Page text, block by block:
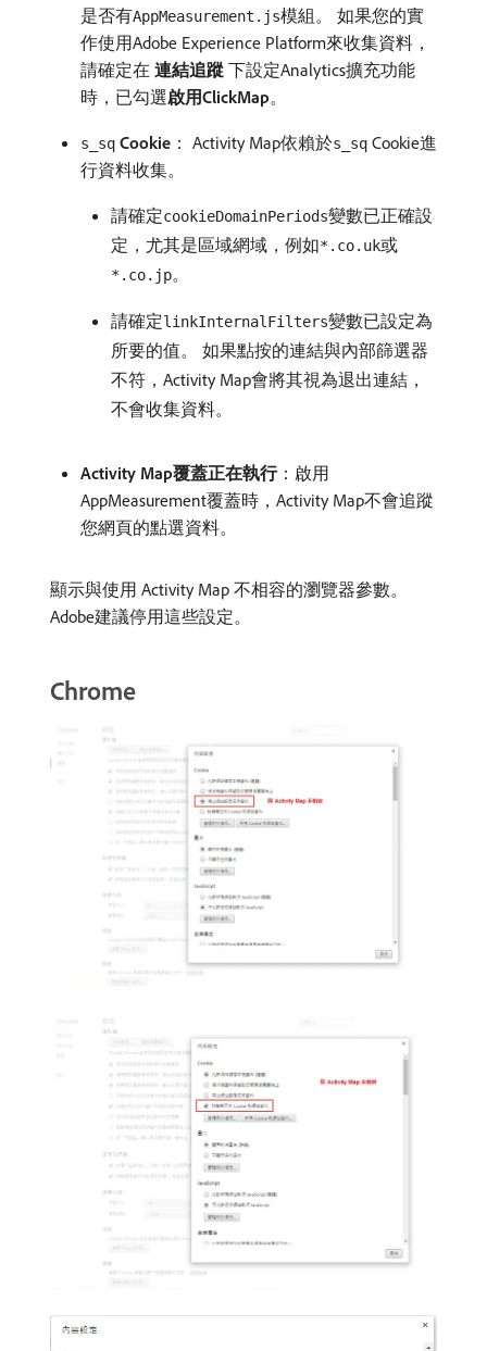
是否有AppMeasurement.js模組。 如果您的實
作使用Adobe Experience Platform來收集資料，
請確定在​ 連結追蹤 ​下設定Analytics擴充功能
時，已勾選​啟用ClickMap。
s_sq Cookie ： Activity Map依賴於s_sq Cookie進
行資料收集。
請確定cookieDomainPeriods變數已正確設
定，尤其是區域網域，例如*.co.uk或
*.co.jp。
請確定linkInternalFilters變數已設定為
所要的值。 如果點按的連結與內部篩選器
不符，Activity Map會將其視為退出連結，
不會收集資料。
Activity Map覆蓋正在執行：啟用
AppMeasurement覆蓋時，Activity Map不會追蹤
您網頁的點選資料。
顯示與使用 Activity Map 不相容的瀏覽器參數。
Adobe建議停用這些設定。
Chrome